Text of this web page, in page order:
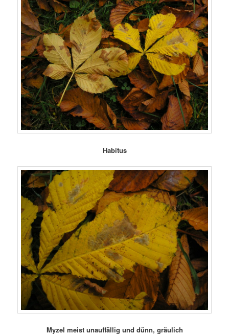
Habitus
Myzel meist unauffällig und dünn, gräulich